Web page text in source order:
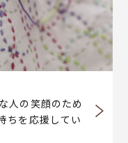
人の笑顔のため
ちを応援してい